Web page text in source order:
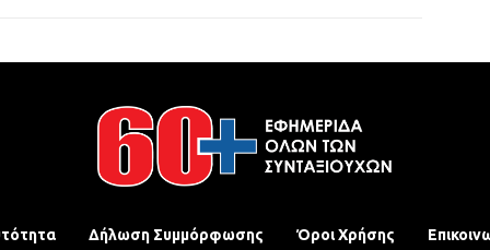
Δήλωση Συμμόρφωσης Όροι Χρήσης